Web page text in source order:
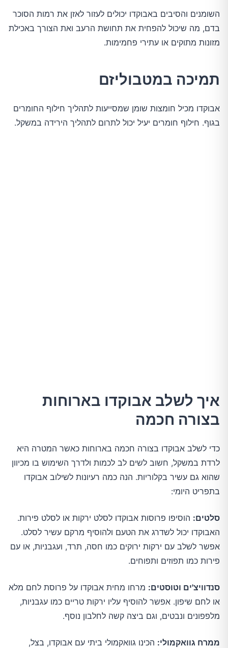
השומנים והסיבים באבוקדו יכולים לעזור לאזן את רמות הסוכר
בדם, מה שיכול להפחית את תחושת הרעב ואת הצורך באכילת
מזונות מתוקים או עתירי פחמימות.
תמיכה במטבוליזם
אבוקדו מכיל חומצות שומן שמסייעות לתהליך חילוף החומרים
בגוף. חילוף חומרים יעיל יכול לתרום לתהליך הירידה במשקל.
איך לשלב אבוקדו בארוחות
בצורה חכמה
כדי לשלב אבוקדו בצורה חכמה בארוחות כאשר המטרה היא
לרדת במשקל, חשוב לשים לב לכמות ולדרך השימוש בו מכיוון
שהוא גם עשיר בקלוריות. הנה כמה רעיונות לשילוב אבוקדו
בתפריט היומי:
סלטים: הוסיפו פרוסות אבוקדו לסלט ירקות או לסלט פירות.
האבוקדו יכול לשדרג את הטעם ולהוסיף מרקם עשיר לסלט.
אפשר לשלב עם ירקות ירוקים כמו חסה, תרד, ועגבניות, או עם
פירות כמו תפוזים ותפוחים.
סנדוויצ'ים וטוסטים: מרחו מחית אבוקדו על פרוסת לחם מלא
או לחם שיפון. אפשר להוסיף עליו ירקות טריים כמו עגבניות,
מלפפונים ונבטים, וגם ביצה קשה לחלבון נוסף.
ממרח גוואקמולי: הכינו גוואקמולי ביתי עם אבוקדו, בצל,